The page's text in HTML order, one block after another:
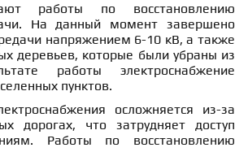
работы по восстановлению
На данный момент завершено
напряжением 6-10 кВ, а также
деревьев, которые были убраны из
работы электроснабжение
пунктов.
осложняется из-за
дорогах, что затрудняет доступ
Работы по восстановлению